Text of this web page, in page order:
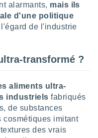
alarmants, mais ils
d'une politique
de l'industrie
transformé ?
aliments ultra-
industrielsfabriqués
de substances
cosmétiques imitant
des vrais